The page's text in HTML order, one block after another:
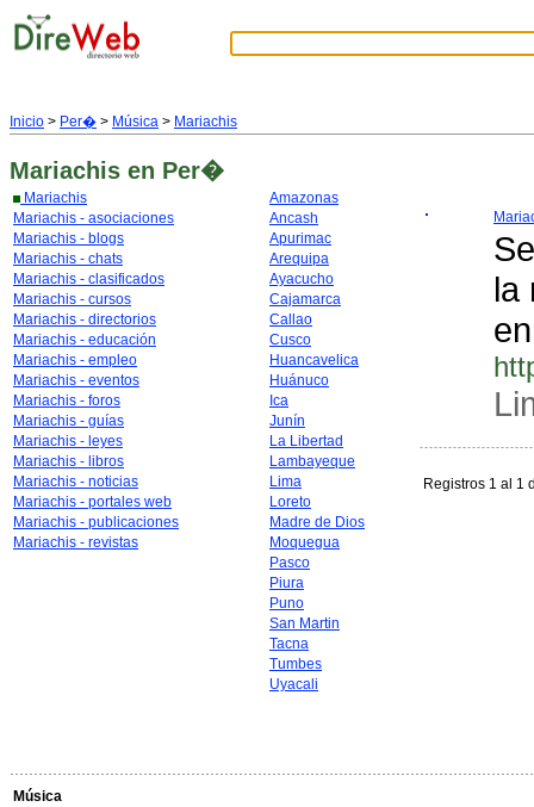
Inicio > Per� > Música > Mariachis
Mariachis en Per�
Mariachis
Mariachis - asociaciones
Mariachis - blogs
Mariachis - chats
Mariachis - clasificados
Mariachis - cursos
Mariachis - directorios
Mariachis - educación
Mariachis - empleo
Mariachis - eventos
Mariachis - foros
Mariachis - guías
Mariachis - leyes
Mariachis - libros
Mariachis - noticias
Mariachis - portales web
Mariachis - publicaciones
Mariachis - revistas
Amazonas
Ancash
Apurimac
Arequipa
Ayacucho
Cajamarca
Callao
Cusco
Huancavelica
Huánuco
Ica
Junín
La Libertad
Lambayeque
Lima
Loreto
Madre de Dios
Moquegua
Pasco
Piura
Puno
San Martin
Tacna
Tumbes
Uyacali
la
Registros 1 al 1
Música